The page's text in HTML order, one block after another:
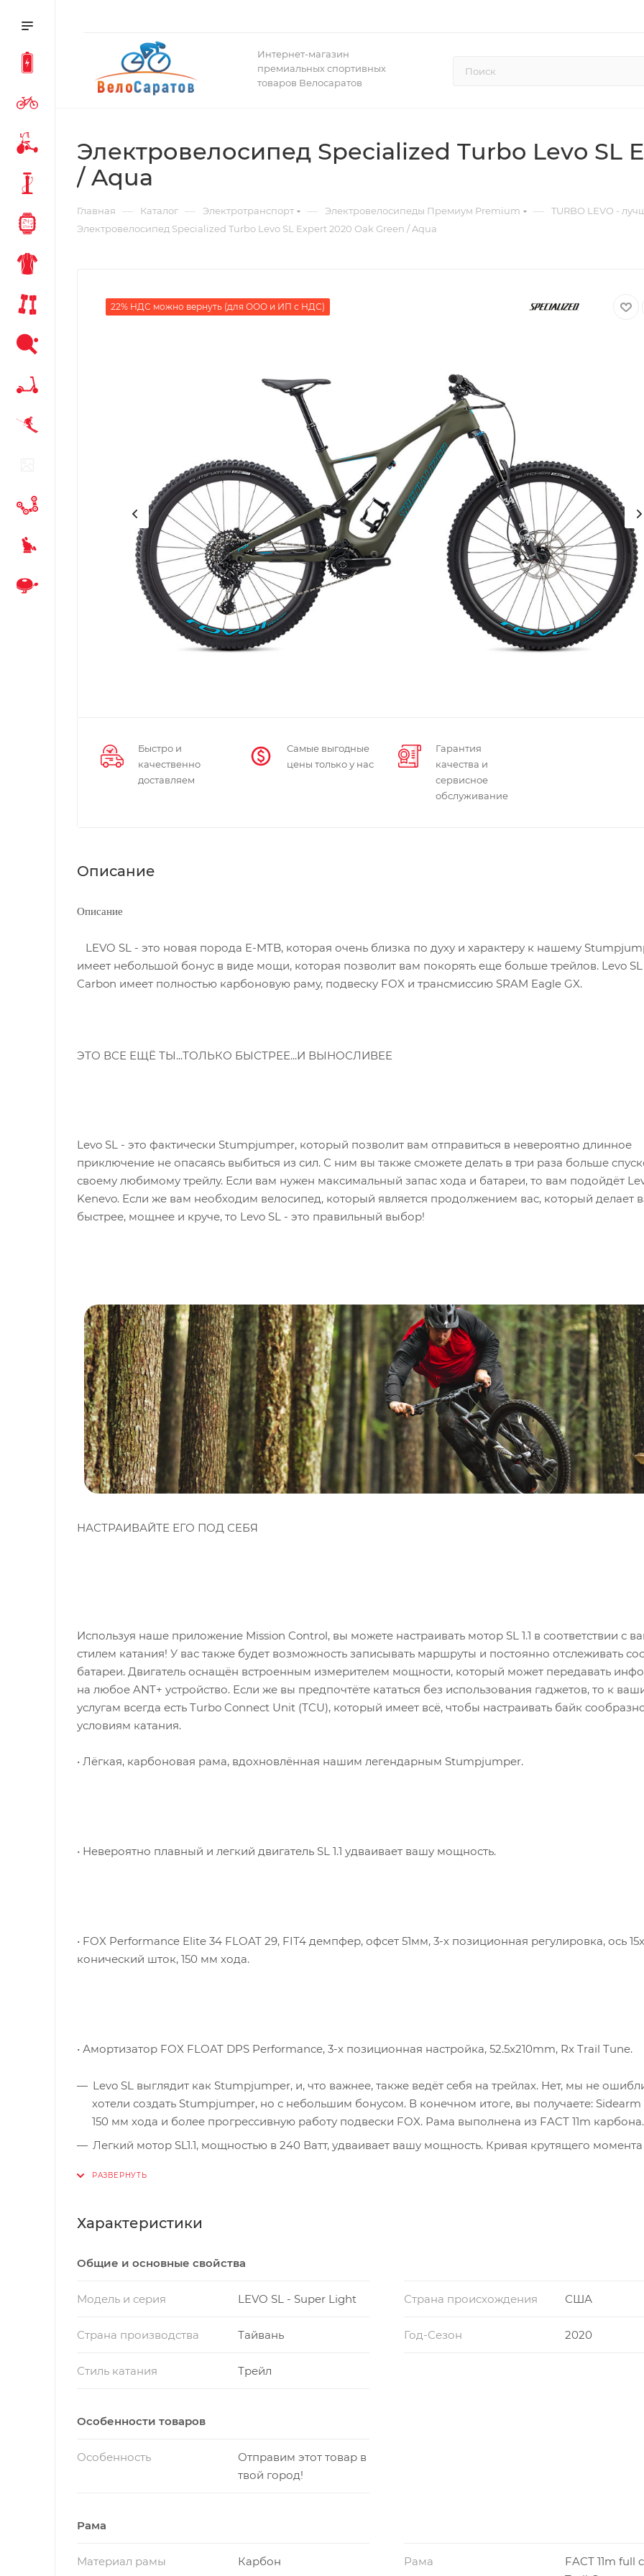
Интернет-магазин
премиальных спортивных
товаров Велосаратов
Электровелосипед Specialized Turbo Levo SL
/ Aqua
Главная — Каталог — Электротранспорт — Электровелосипеды Премиум Premium — TURBO LEVO -
Электровелосипед Specialized Turbo Levo SL Expert 2020 Oak Green / Aqua
22% НДС можно вернуть (для ООО и ИП с НДС)
Быстро и
качественно
доставляем
Самые выгодные
цены только у нас
Гарантия
качества и
сервисное
обслуживание
Описание
Описание
LEVO SL - это новая порода E-MTB, которая очень близка по духу и характеру к нашему
имеет небольшой бонус в виде мощи, которая позволит вам покорять еще больше трейлов. Levo
Carbon имеет полностью карбоновую раму, подвеску FOX и трансмиссию SRAM Eagle GX.
ЭТО ВСЕ ЕЩЁ ТЫ...ТОЛЬКО БЫСТРЕЕ...И ВЫНОСЛИВЕЕ
Levo SL - это фактически Stumpjumper, который позволит вам отправиться в невероятно длинное
приключение не опасаясь выбиться из сил. С ним вы также сможете делать в три раза больше
своему любимому трейлу. Если вам нужен максимальный запас хода и батареи, то вам подойдёт
Kenevo. Если же вам необходим велосипед, который является продолжением вас, который делает
быстрее, мощнее и круче, то Levo SL - это правильный выбор!
НАСТРАИВАЙТЕ ЕГО ПОД СЕБЯ
Используя наше приложение Mission Control, вы можете настраивать мотор SL 1.1 в соответствии с
стилем катания! У вас также будет возможность записывать маршруты и постоянно отслеживать
батареи. Двигатель оснащён встроенным измерителем мощности, который может передавать
на любое ANT+ устройство. Если же вы предпочтёте кататься без использования гаджетов, то к
услугам всегда есть Turbo Connect Unit (TCU), который имеет всё, чтобы настраивать байк
условиям катания.
• Лёгкая, карбоновая рама, вдохновлённая нашим легендарным Stumpjumper.
• Невероятно плавный и легкий двигатель SL 1.1 удваивает вашу мощность.
• FOX Performance Elite 34 FLOAT 29, FIT4 демпфер, офсет 51мм, 3-х позиционная регулировка, ось
конический шток, 150 мм хода.
• Амортизатор FOX FLOAT DPS Performance, 3-х позиционная настройка, 52.5x210mm, Rx Trail Tune.
Levo SL выглядит как Stumpjumper, и, что важнее, также ведёт себя на трейлах. Нет, мы не
хотели создать Stumpjumper, но с небольшим бонусом. В конечном итоге, вы получаете:
150 мм хода и более прогрессивную работу подвески FOX. Рама выполнена из FACT 11m карбона.
Легкий мотор SL1.1, мощностью в 240 Ватт, удваивает вашу мощность. Кривая крутящего момента
езды. Двигатель также не создаёт сопротивления, когда вы едете без его помощи.
будут таять незаметно. Если же вы хотите покрывать ещё большие расстояния, то мы можем вам
также поможет автоматически управлять аккумулятором, обеспечивая более длительный срок
Max Top Speed: 20 mph / 32 km/h
Характеристики
Общие и основные свойства
Модель и серия LEVO SL - Super Light Страна происхождения США
Страна производства Тайвань Год-Сезон 2020
Стиль катания Трейл
Особенности товаров
Особенность
Отправим этот товар в
твой город!
Рама
Материал рамы Карбон Рама
FACT 11m full